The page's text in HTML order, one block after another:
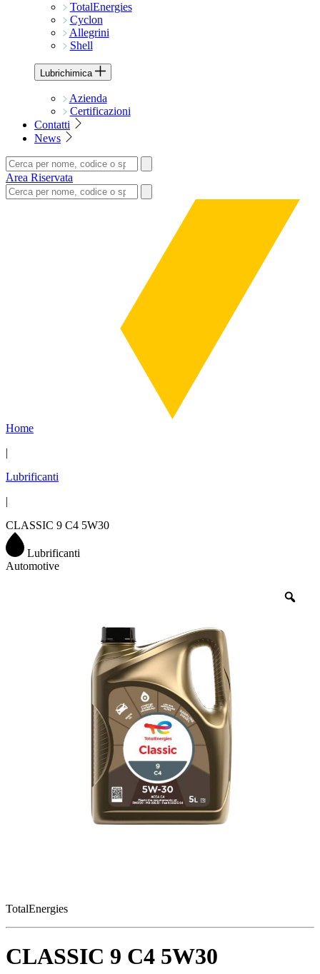
TotalEnergies
Cyclon
Allegrini
Shell
Lubrichimica
Azienda
Certificazioni
Contatti
News
Area Riservata
Home
|
Lubrificanti
|
CLASSIC 9 C4 5W30
Lubrificanti
Automotive
TotalEnergies
CLASSIC 9 C4 5W30